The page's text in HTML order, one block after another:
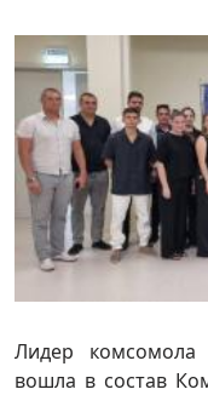
Лидер
вошла в состав